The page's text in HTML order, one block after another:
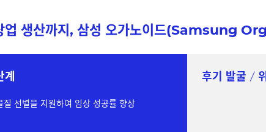
업 생산까지, 삼성 오가노이드(Samsung
질 선별을 지원하여 임상 성공률 향상
후기 발굴 /